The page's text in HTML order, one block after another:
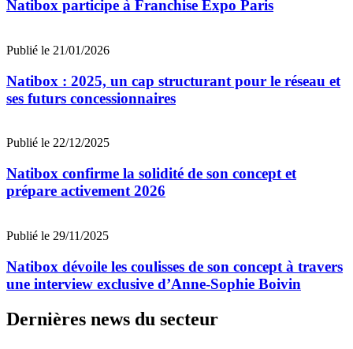
Natibox participe à Franchise Expo Paris
Publié le 21/01/2026
Natibox : 2025, un cap structurant pour le réseau et
ses futurs concessionnaires
Publié le 22/12/2025
Natibox confirme la solidité de son concept et
prépare activement 2026
Publié le 29/11/2025
Natibox dévoile les coulisses de son concept à travers
une interview exclusive d’Anne-Sophie Boivin
Dernières news du secteur